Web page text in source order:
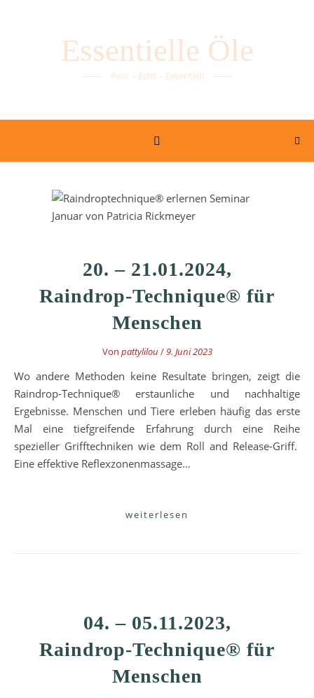
Essentielle Öle
Rein – Echt – Essentiell
20. – 21.01.2024,
Raindrop-Technique® für
Menschen
Von pattylilou /9. Juni 2023
Wo andere Methoden keine Resultate bringen, zeigt die
Raindrop-Technique® erstaunliche und nachhaltige
Ergebnisse. Menschen und Tiere erleben häufig das erste
Mal eine tiefgreifende Erfahrung durch eine Reihe
spezieller Grifftechniken wie dem Roll and Release-Griff.
Eine effektive Reflexzonenmassage…
weiterlesen
04. – 05.11.2023,
Raindrop-Technique® für
Menschen